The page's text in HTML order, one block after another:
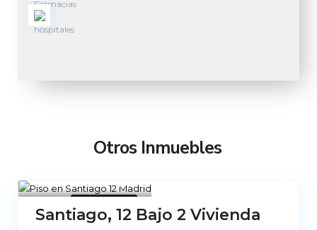
Otros Inmuebles
Santiago, 12 Bajo 2 Vivienda